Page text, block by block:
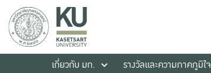
เกี่ยวกับ มก.
รางวัลและความภาคภูมิใจ